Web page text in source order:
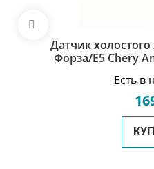
Датчик
Форза/Е5 Chery
Есть в